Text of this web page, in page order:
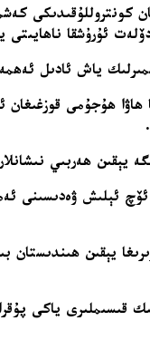
ئەسلىتىدۇ. ئەينى ۋاقىتتا،
ياش ئادىل
ھاۋا ھۇجۇمى
ھەربىي
ئۆچ ئېلىش ۋەدىسىنى
1-ئايدا ھىندىستاننىڭ پاتانكوتتىكى ھاۋا ئارمىيە
قىسىملىرى ياكى